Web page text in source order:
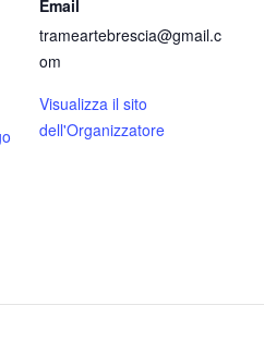
Email
trameartebrescia@gmail.c
om
Visualizza il sito
dell'Organizzatore